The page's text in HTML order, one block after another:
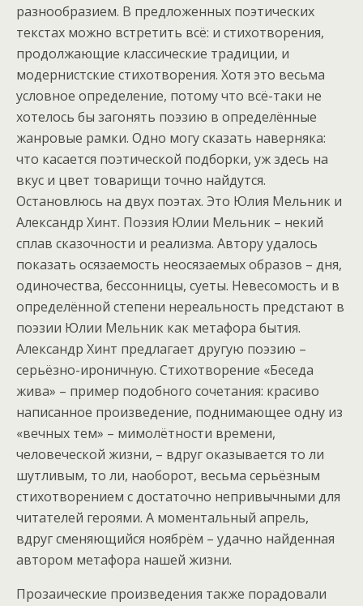
разнообразием. В предложенных поэтических
текстах можно встретить всё: и стихотворения,
продолжающие классические традиции, и
модернистские стихотворения. Хотя это весьма
условное определение, потому что всё-таки не
хотелось бы загонять поэзию в определённые
жанровые рамки. Одно могу сказать наверняка:
что касается поэтической подборки, уж здесь на
вкус и цвет товарищи точно найдутся.
Остановлюсь на двух поэтах. Это Юлия Мельник и
Александр Хинт. Поэзия Юлии Мельник – некий
сплав сказочности и реализма. Автору удалось
показать осязаемость неосязаемых образов – дня,
одиночества, бессонницы, суеты. Невесомость и в
определённой степени нереальность предстают в
поэзии Юлии Мельник как метафора бытия.
Александр Хинт предлагает другую поэзию –
серьёзно-ироничную. Стихотворение «Беседа
жива» – пример подобного сочетания: красиво
написанное произведение, поднимающее одну из
«вечных тем» – мимолётности времени,
человеческой жизни, – вдруг оказывается то ли
шутливым, то ли, наоборот, весьма серьёзным
стихотворением с достаточно непривычными для
читателей героями. А моментальный апрель,
вдруг сменяющийся ноябрём – удачно найденная
автором метафора нашей жизни.
Прозаические произведения также порадовали